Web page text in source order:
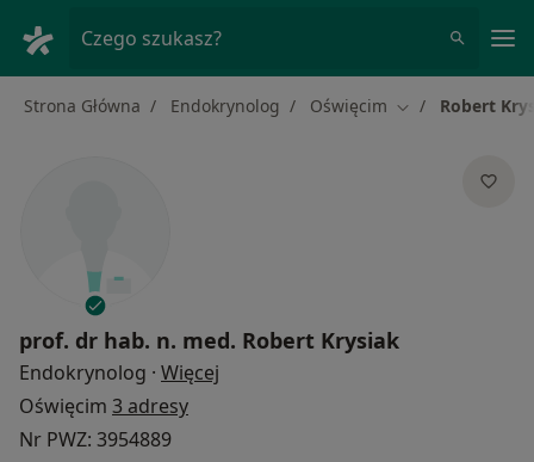
Czego szukasz?
Strona Główna Endokrynolog Oświęcim Zmień miasto
Robert
prof. dr hab. n. med. Robert Krysiak
Endokrynolog · Więcej
Oświęcim 3 adresy
Nr PWZ: 3954889